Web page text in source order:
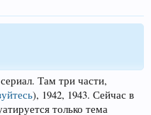
Там три части,
), 1942, 1943. Сейчас в
только тема